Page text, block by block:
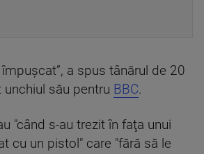
a spus tânărul de 20
unchiul său pentru BBC.
"când s-au trezit în faţa unui
cu un pistol" care "fără să le